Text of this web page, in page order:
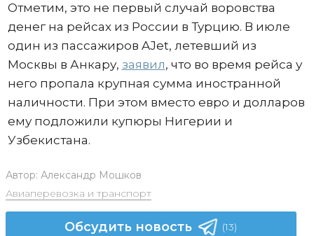
Отметим, это не первый случай воровства
денег на рейсах из России в Турцию. В июле
один из пассажиров AJet, летевший из
Москвы в Анкару, заявил, что во время рейса у
него пропала крупная сумма иностранной
наличности. При этом вместо евро и долларов
ему подложили купюры Нигерии и
Узбекистана.
Автор: Александр Мошков
Авиаперевозка и транспорт
Обсудить новость (13)